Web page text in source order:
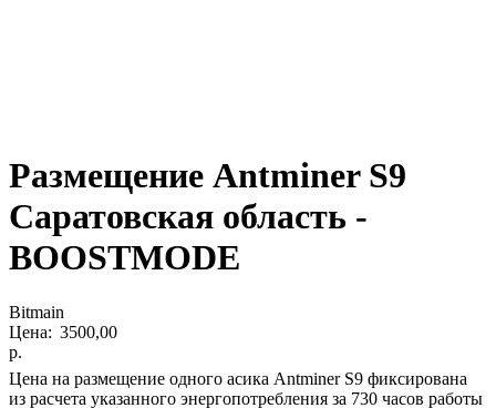
Размещение Antminer S9
Саратовская область -
BOOSTMODE
Bitmain
3500,00
р.
Цена на размещение одного асика Antminer S9 фиксирована
из расчета указанного энергопотребления за 730 часов работы